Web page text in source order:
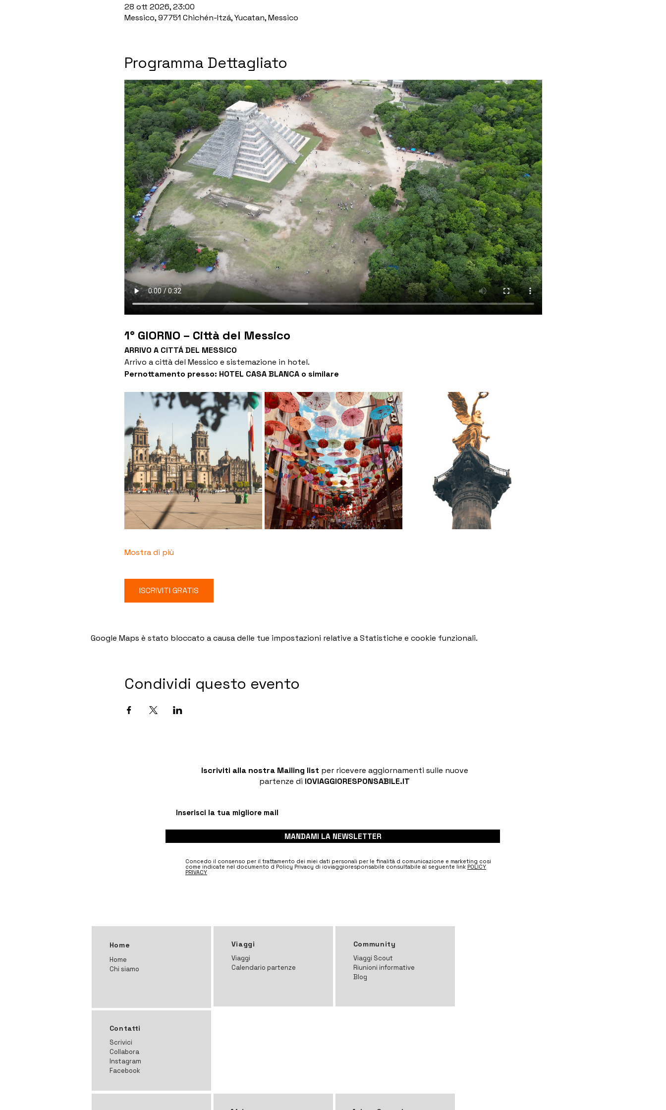
28 ott 2026, 23:00
Messico, 97751 Chichén-Itzá, Yucatan, Messico
Programma Dettagliato
1° GIORNO – Città del Messico
ARRIVO A CITTÁ DEL MESSICO
Arrivo a città del Messico e sistemazione in hotel.
Pernottamento presso: HOTEL CASA BLANCA o similare
Mostra di più
ISCRIVITI GRATIS
Google Maps è stato bloccato a causa delle tue impostazioni relative a Statistiche e cookie funzionali.
Condividi questo evento
Iscriviti alla nostra Mailing list per ricevere aggiornamenti sulle nuove
partenze di IOVIAGGIORESPONSABILE.IT
MANDAMI LA NEWSLETTER
Concedo il consenso per il trattamento dei miei dati personali per le finalità d comunicazione e marketing cosi
come indicate nel documento d Policy Privacy di ioviaggioresponsabile consultabile al seguente link POLICY
PRIVACY
Home
Home
Chi siamo
Viaggi
Viaggi
Calendario partenze
Community
Viaggi Scout
Riunioni informative
Blog
Contatti
Scrivici
Collabora
Instagram
Facebook